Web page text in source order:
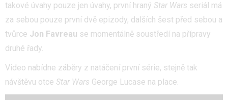
takové úvahy pouze jen úvahy, první hraný Star Wars seriál má
za sebou pouze první dvě epizody, dalších šest před sebou a
tvůrce Jon Favreau se momentálně soustředí na přípravy
druhé řady.
Video nabídne záběry z natáčení první série, stejně tak
návštěvu otce Star Wars George Lucase na place.